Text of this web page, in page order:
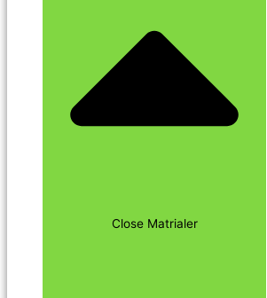
Close Matrialer